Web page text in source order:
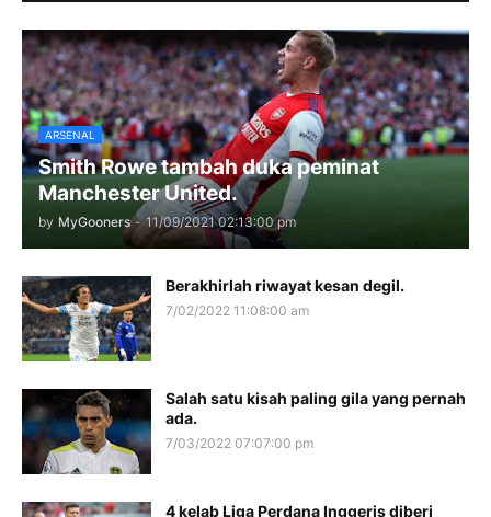
ARSENAL
Smith Rowe tambah duka peminat
Manchester United.
by MyGooners - 11/09/2021 02:13:00 pm
Berakhirlah riwayat kesan degil.
7/02/2022 11:08:00 am
Salah satu kisah paling gila yang pernah
ada.
7/03/2022 07:07:00 pm
4 kelab Liga Perdana Inggeris diberi